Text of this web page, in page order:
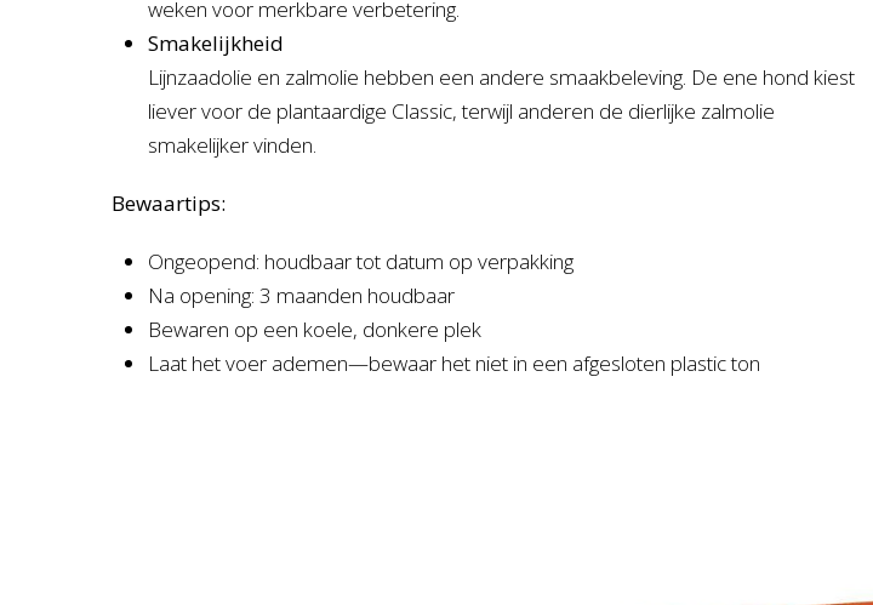
weken voor merkbare verbetering.
Smakelijkheid
Lijnzaadolie en zalmolie hebben een andere smaakbeleving. De ene hond kiest
liever voor de plantaardige Classic, terwijl anderen de dierlijke zalmolie
smakelijker vinden.
Bewaartips:
Ongeopend: houdbaar tot datum op verpakking
Na opening: 3 maanden houdbaar
Bewaren op een koele, donkere plek
Laat het voer ademen—bewaar het niet in een afgesloten plastic ton